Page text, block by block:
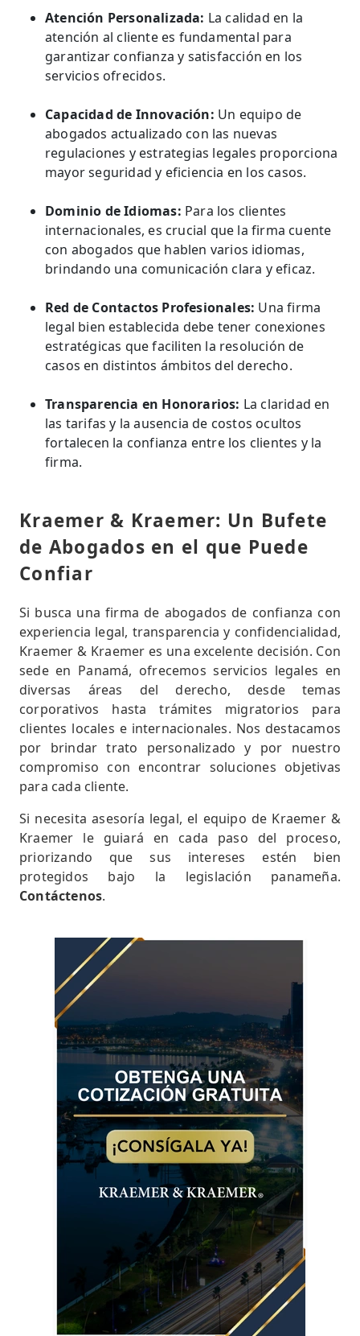
Atención Personalizada: La calidad en la
atención al cliente es fundamental para
garantizar confianza y satisfacción en los
servicios ofrecidos.
Capacidad de Innovación: Un equipo de
abogados actualizado con las nuevas
regulaciones y estrategias legales proporciona
mayor seguridad y eficiencia en los casos.
Dominio de Idiomas: Para los clientes
internacionales, es crucial que la firma cuente
con abogados que hablen varios idiomas,
brindando una comunicación clara y eficaz.
Red de Contactos Profesionales: Una firma
legal bien establecida debe tener conexiones
estratégicas que faciliten la resolución de
casos en distintos ámbitos del derecho.
Transparencia en Honorarios: La claridad en
las tarifas y la ausencia de costos ocultos
fortalecen la confianza entre los clientes y la
firma.
Kraemer & Kraemer: Un Bufete
de Abogados en el que Puede
Confiar
Si busca una firma de abogados de confianza con
experiencia legal, transparencia y confidencialidad,
Kraemer & Kraemer es una excelente decisión. Con
sede en Panamá, ofrecemos servicios legales en
diversas áreas del derecho, desde temas
corporativos hasta trámites migratorios para
clientes locales e internacionales. Nos destacamos
por brindar trato personalizado y por nuestro
compromiso con encontrar soluciones objetivas
para cada cliente.
Si necesita asesoría legal, el equipo de Kraemer &
Kraemer le guiará en cada paso del proceso,
priorizando que sus intereses estén bien
protegidos bajo la legislación panameña.
Contáctenos.